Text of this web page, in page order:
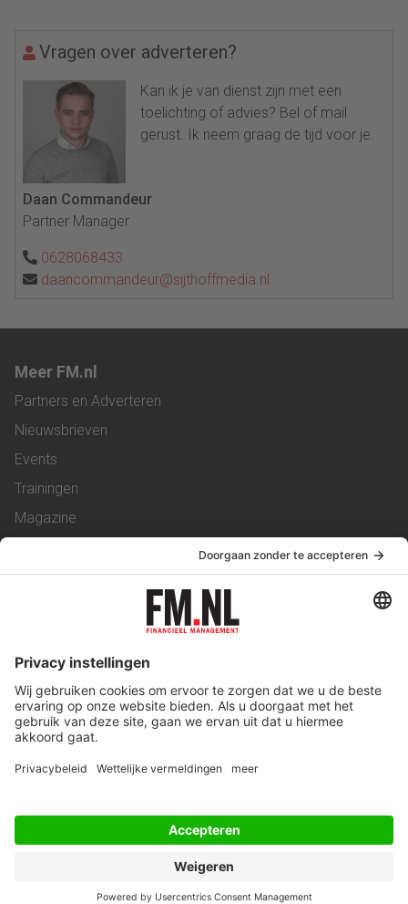
Vragen over adverteren?
Kan ik je van dienst zijn met een
toelichting of advies? Bel of mail
gerust. Ik neem graag de tijd voor je.
Daan Commandeur
Partner Manager
0628068433
daancommandeur@sijthoffmedia.nl
Meer FM.nl
Partners en Adverteren
Nieuwsbrieven
Events
Trainingen
Magazine
Service & Contact
Werken bij ons
Privacy Statement
Algemene Voorwaarden